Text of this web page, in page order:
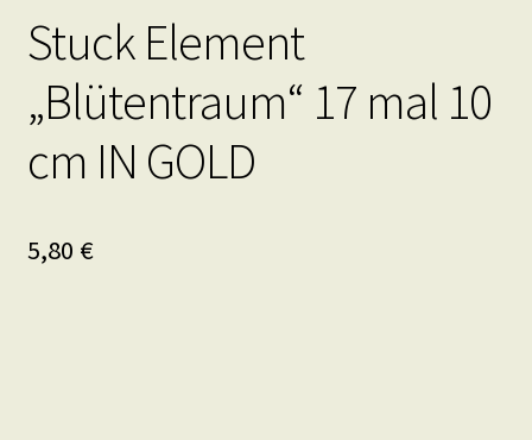
Stuck Element
„Blütentraum“ 17 mal 10
cm IN GOLD
5,80 €